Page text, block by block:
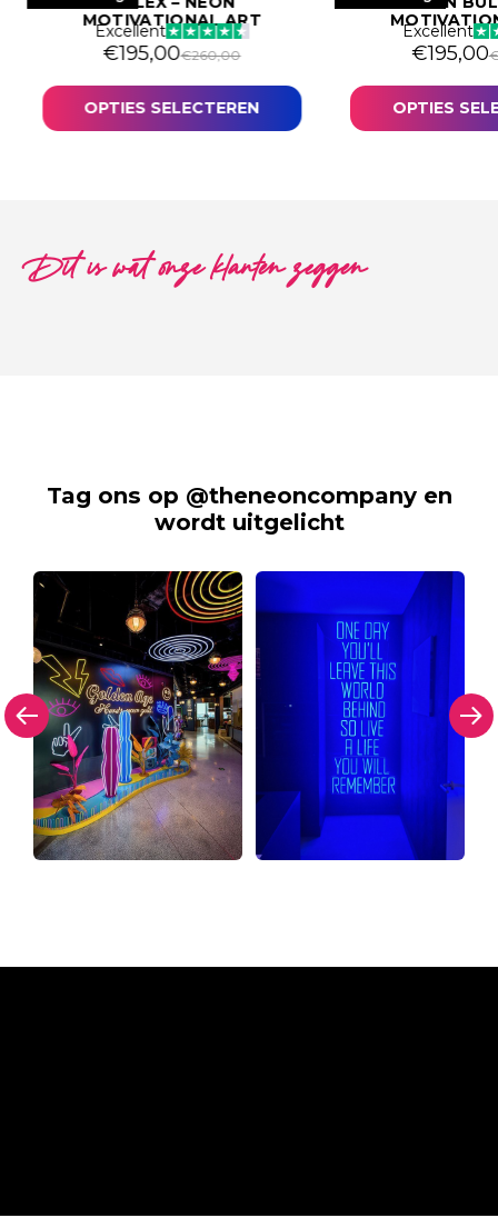
MOTIVATIONAL ART
Excellent
€195,00€260,00
OPTIES SELECTEREN
Excellent
€195,00
OPTIES
Dit is wat onze klanten zeggen
Tag ons op @theneoncompany en
wordt uitgelicht